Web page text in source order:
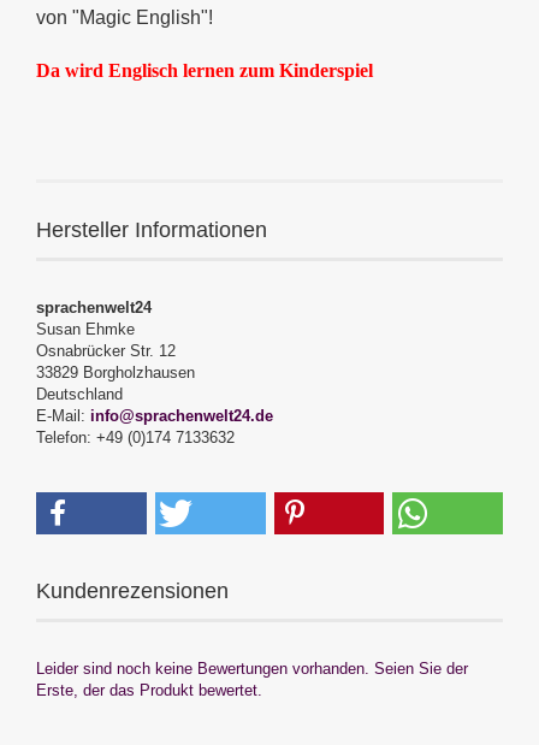
von "Magic English"!
Da wird Englisch lernen zum Kinderspiel
Hersteller Informationen
sprachenwelt24
Susan Ehmke
Osnabrücker Str. 12
33829 Borgholzhausen
Deutschland
E-Mail: info@sprachenwelt24.de
Telefon: +49 (0)174 7133632
Kundenrezensionen
Leider sind noch keine Bewertungen vorhanden. Seien Sie der
Erste, der das Produkt bewertet.